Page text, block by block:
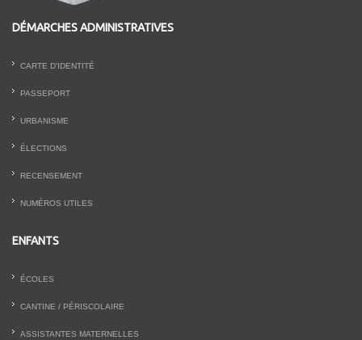
DÉMARCHES ADMINISTRATIVES
CARTE D’IDENTITÉ
PASSEPORT
URBANISME
ÉLECTIONS
RECENSEMENT
NUMÉROS UTILES
ENFANTS
ÉCOLES
CANTINE / PÉRISCOLAIRE
ASSISTANTES MATERNELLES